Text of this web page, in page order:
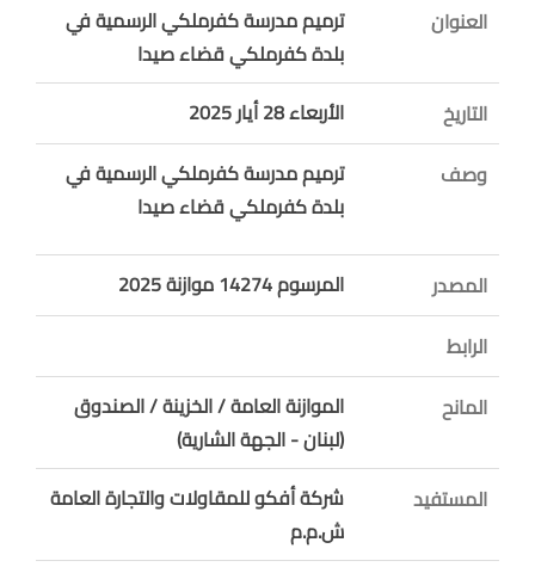
العنوان
ترميم مدرسة كفرملكي الرسمية في
بلدة كفرملكي قضاء صيدا
التاريخ
الأربعاء 28 أيار 2025
وصف
ترميم مدرسة كفرملكي الرسمية في
بلدة كفرملكي قضاء صيدا
المصدر
المرسوم 14274 موازنة 2025
الرابط
المانح
الموازنة العامة / الخزينة / الصندوق
(لبنان - الجهة الشارية)
المستفيد
شركة أفكو للمقاولات والتجارة العامة
ش.م.م